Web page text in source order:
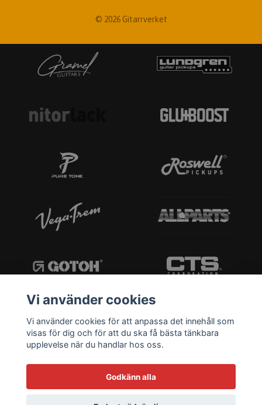
© 2026 Gitarrverket
Vi använder cookies
Vi använder cookies för att anpassa det innehåll som
visas för dig och för att du ska få bästa tänkbara
upplevelse när du handlar hos oss.
Godkänn alla